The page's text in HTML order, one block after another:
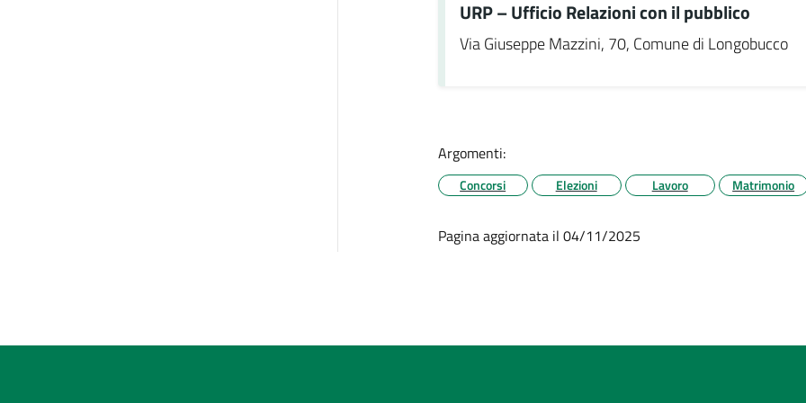
URP – Ufficio Relazioni con il pubblico
Via Giuseppe Mazzini, 70, Comune di Longobucco
Argomenti:
Concorsi Elezioni Lavoro Matrimonio
Pagina aggiornata il 04/11/2025